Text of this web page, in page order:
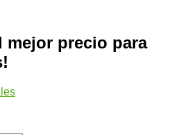
mejor precio para